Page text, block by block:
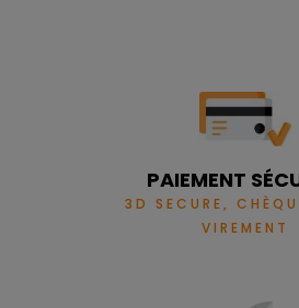
PAIEMENT
3D SECURE,
VIREMENT